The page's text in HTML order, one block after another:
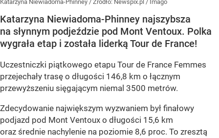
Katarzyna Niewiadoma-Phinney / Źródło: Newspix.pl / Imago
Katarzyna Niewiadoma-Phinney najszybsza
na słynnym podjeździe pod Mont Ventoux. Polka
wygrała etap i została liderką Tour de France!
Uczestniczki piątkowego etapu Tour de France Femmes
przejechały trasę o długości 146,8 km o łącznym
przewyższeniu sięgającym niemal 3500 metrów.
Zdecydowanie największym wyzwaniem był finałowy
podjazd pod Mont Ventoux o długości 15,6 km
oraz średnie nachylenie na poziomie 8,6 proc. To zresztą